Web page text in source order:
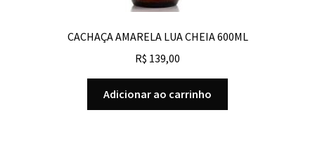
CACHAÇA AMARELA LUA CHEIA 600ML
R$ 139,00
Adicionar ao carrinho